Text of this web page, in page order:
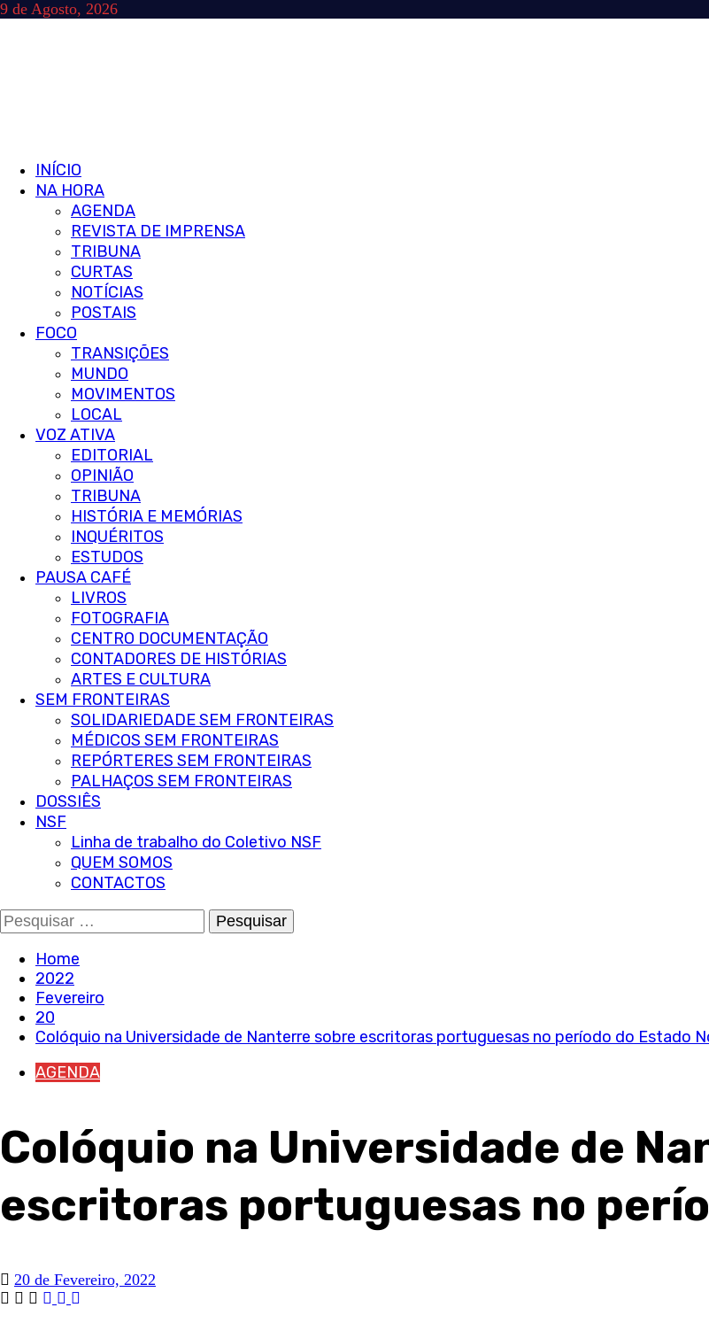
Skip
9 de Agosto, 2026
Primary
Menu
INÍCIO
NA HORA
AGENDA
REVISTA DE IMPRENSA
TRIBUNA
CURTAS
NOTÍCIAS
POSTAIS
FOCO
TRANSIÇÕES
MUNDO
MOVIMENTOS
LOCAL
VOZ ATIVA
EDITORIAL
OPINIÃO
TRIBUNA
HISTÓRIA E MEMÓRIAS
INQUÉRITOS
ESTUDOS
PAUSA CAFÉ
LIVROS
FOTOGRAFIA
CENTRO DOCUMENTAÇÃO
CONTADORES DE HISTÓRIAS
ARTES E CULTURA
SEM FRONTEIRAS
SOLIDARIEDADE SEM FRONTEIRAS
MÉDICOS SEM FRONTEIRAS
REPÓRTERES SEM FRONTEIRAS
PALHAÇOS SEM FRONTEIRAS
DOSSIÊS
NSF
Linha de trabalho do Coletivo NSF
QUEM SOMOS
CONTACTOS
Pesquisar
por:
Home
2022
Fevereiro
20
Colóquio na Universidade de Nanterre sobre escritoras portuguesas no período do Estado
AGENDA
Colóquio na Universidade de
escritoras portuguesas no
20 de Fevereiro, 2022